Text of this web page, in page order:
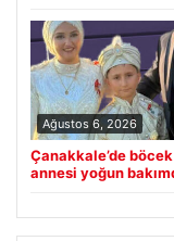
Ağustos 6, 2026
Çanakkale’de
annesi yoğun